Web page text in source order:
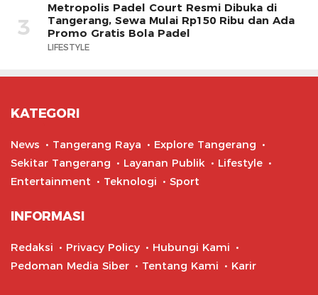
3
Metropolis Padel Court Resmi Dibuka di
Tangerang, Sewa Mulai Rp150 Ribu dan Ada
Promo Gratis Bola Padel
LIFESTYLE
KATEGORI
News Tangerang Raya
Explore Tangerang
Sekitar Tangerang
Layanan Publik
Lifestyle
Entertainment
Teknologi Sport
INFORMASI
Redaksi Privacy Policy
Hubungi Kami
Pedoman Media Siber
Tentang Kami Karir